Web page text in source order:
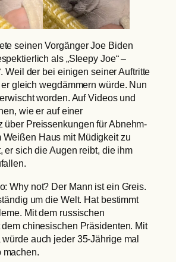
seinen Vorgänger Joe Biden
als „Sleepy Joe“ –
Weil der bei einigen seiner Auftritte
gleich wegdämmern würde. Nun
worden. Auf Videos und
wie er auf einer
über Preissenkungen für Abnehm-
Weißen Haus mit Müdigkeit zu
er sich die Augen reibt, die ihm
Why not? Der Mann ist ein Greis.
um die Welt. Hat bestimmt
Mit dem russischen
chinesischen Präsidenten. Mit
auch jeder 35-Jährige mal